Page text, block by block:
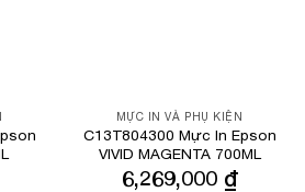
MỰC IN VÀ PHỤ KIỆN
C13T804300 Mực In Epson
VIVID MAGENTA 700ML
6,269,000 ₫